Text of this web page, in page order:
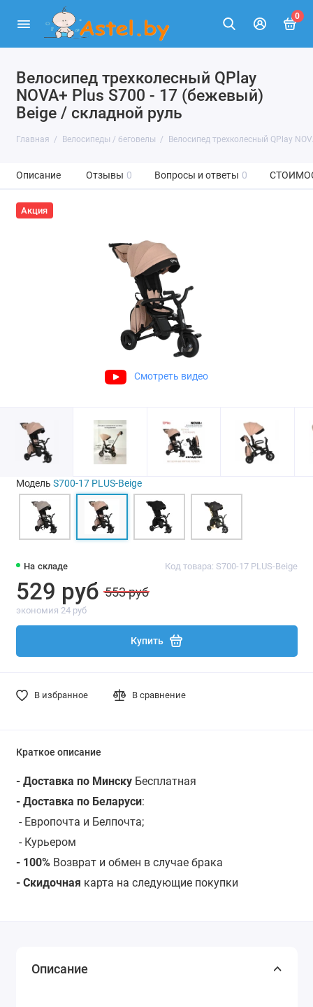
0
Велосипед трехколесный QPlay
NOVA+ Plus S700 - 17 (бежевый)
Beige / складной руль
Главная Велосипеды / беговелы Велосипед трехколесный QPlay
Описание Отзывы 0 Вопросы и ответы 0
Акция
Смотреть видео
На складе Код товара: S700-17 PLUS-Beige
529 руб 553 руб
экономия 24 руб
Купить
В избранное В сравнение
Модель S700-17 PLUS-Beige
Краткое описание
- Доставка по МинскуБесплатная
- Доставка по Беларуси:
- Европочта и Белпочта;
- Курьером
- 100% Возврат и обмен в случае брака
- Скидочная карта на следующие покупки
Описание